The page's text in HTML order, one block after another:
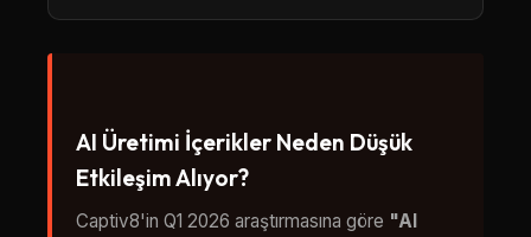
AI Üretimi İçerikler Neden Düşük
Etkileşim Alıyor?
Captiv8'in Q1 2026 araştırmasına göre "AI